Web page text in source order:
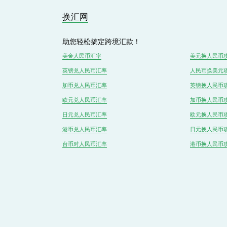
换汇网
助您轻松搞定跨境汇款！
美金人民币汇率
英镑兑人民币汇率
加币兑人民币汇率
欧元兑人民币汇率
日元兑人民币汇率
港币兑人民币汇率
台币对人民币汇率
美元换人民币
人民币换美元
英镑换人民币
加币换人民币
欧元换人民币
日元换人民币
港币换人民币